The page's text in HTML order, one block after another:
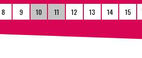
8 9 10 11 12 13 14 15